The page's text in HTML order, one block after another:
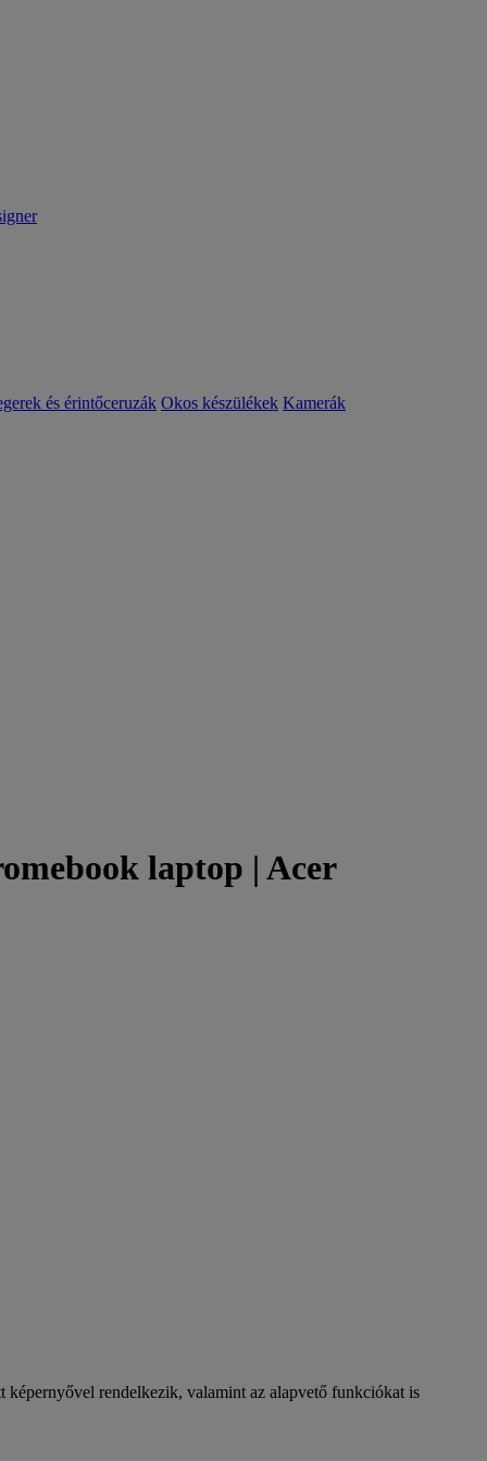
és érintőceruzák Okos készülékek Kamerák
laptop | Acer
képernyővel rendelkezik, valamint az alapvető funkciókat is